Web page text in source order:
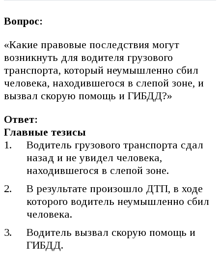
Вопрос:
«Какие правовые последствия могут
возникнуть для водителя грузового
транспорта, который неумышленно сбил
человека, находившегося в слепой зоне, и
вызвал скорую помощь и ГИБДД?»
Ответ:
Главные тезисы
Водитель грузового транспорта сдал
назад и не увидел человека,
находившегося в слепой зоне.
В результате произошло ДТП, в ходе
которого водитель неумышленно сбил
человека.
Водитель вызвал скорую помощь и
ГИБДД.